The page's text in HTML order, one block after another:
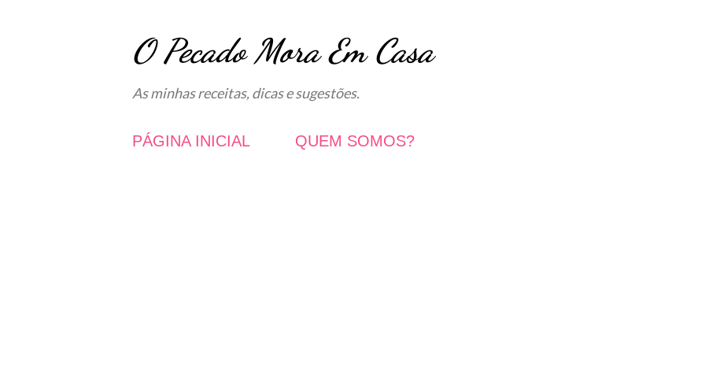
O Pecado Mora Em Casa
As minhas receitas, dicas e sugestões.
PÁGINA INICIAL QUEM SOMOS?